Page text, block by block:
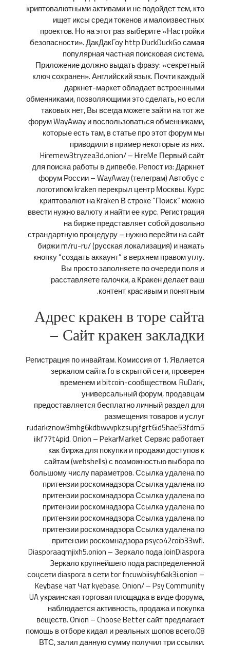
криптовалютными активами и не подойдет тем, кто
ищет иксы среди токенов и малоизвестных
проектов. Но на этот раз выберите «Настройки
безопасности». ДакДакГоу http DuckDuckGo самая
популярная частная поисковая система.
Приложение должно выдать фразу: «секретный
ключ сохранен». Английский язык. Почти каждый
даркнет-маркет обладает встроенными
обменниками, позволяющими это сделать, но если
таковых нет, Вы всегда можете зайти на тот же
форум WayAway и воспользоваться обменниками,
которые есть там, в статье про этот форум мы
приводили в пример некоторые из них.
Hiremew3tryzea3d.onion/ – HireMe Первый сайт
для поиска работы в дипвебе. Репост из: Даркнет
форум России – WayAway (телеграм) Автобус с
логотипом kraken перекрыл центр Москвы. Курс
криптовалют на Kraken В строке “Поиск” можно
ввести нужно валюту и найти ее курс. Регистрация
на бирже представляет собой довольно
страндартную процедуру – нужно перейти на сайт
биржи m/ru-ru/ (русская локализация) и нажать
кнопку “создать аккаунт” в верхнем правом углу.
Вы просто заполняете по очереди поля и
расставляете галочки, а Кракен делает ваш
контент красивым и понятным.
Адрес кракен в торе сайта
– Сайт кракен закладки
Регистрация по инвайтам. Комиссия от 1. Является
зеркалом сайта fo в скрытой сети, проверен
временем и bitcoin-сообществом. RuDark,
универсальный форум, продавцам
предоставляется бесплатно личный раздел для
размещения товаров и услуг
rudarkznow3mhg6kdbwvvpkzsupjfgrt6id5hae53fdm5
iikf77t4pid. Onion – PekarMarket Сервис работает
как биржа для покупки и продажи доступов к
сайтам (webshells) с возможностью выбора по
большому числу параметров. Ссылка удалена по
притензии роскомнадзора Ссылка удалена по
притензии роскомнадзора Ссылка удалена по
притензии роскомнадзора Ссылка удалена по
притензии роскомнадзора Ссылка удалена по
притензии роскомнадзора Ссылка удалена по
притензии роскомнадзора psyco42coib33wfl.
Diasporaaqmjixh5.onion – Зеркало пода JoinDiaspora
Зеркало крупнейшего пода распределенной
соцсети diaspora в сети tor fncuwbiisyh6ak3i.onion –
Keybase чат Чат kyebase. Onion/ – Psy Community
UA украинская торговая площадка в виде форума,
наблюдается активность, продажа и покупка
веществ. Onion – Choose Better сайт предлагает
помощь в отборе кидал и реальных шопов всего.08
ВТС, залил данную сумму получил три ссылки.